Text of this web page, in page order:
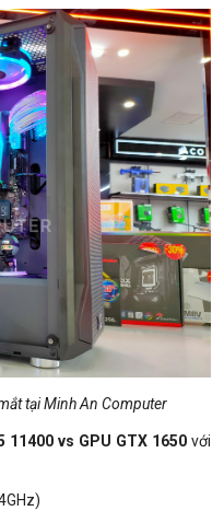
tại Minh An Computer
vs GPU GTX 1650 với